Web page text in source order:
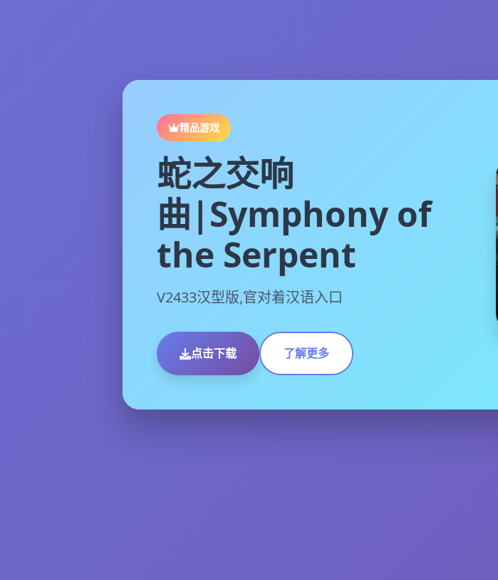
精品游戏
蛇之交响
曲|Symphony of
the Serpent
V2433汉型版,官对着汉语入口
点击下载 了解更多